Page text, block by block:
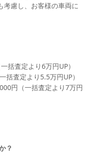
考慮し、お客様の車両に
括査定より6万円UP）
括査定より5.5万円UP）
円（一括査定より7万円
？